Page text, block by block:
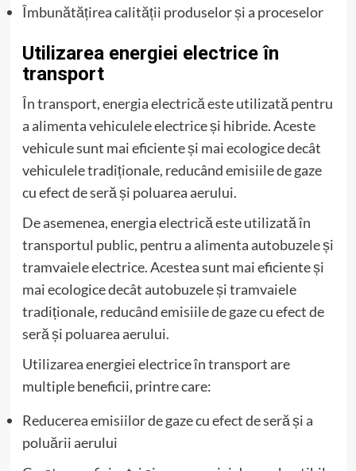
Îmbunătățirea calității produselor și a proceselor
Utilizarea energiei electrice în
transport
În transport, energia electrică este utilizată pentru
a alimenta vehiculele electrice și hibride. Aceste
vehicule sunt mai eficiente și mai ecologice decât
vehiculele tradiționale, reducând emisiile de gaze
cu efect de seră și poluarea aerului.
De asemenea, energia electrică este utilizată în
transportul public, pentru a alimenta autobuzele și
tramvaiele electrice. Acestea sunt mai eficiente și
mai ecologice decât autobuzele și tramvaiele
tradiționale, reducând emisiile de gaze cu efect de
seră și poluarea aerului.
Utilizarea energiei electrice în transport are
multiple beneficii, printre care:
Reducerea emisiilor de gaze cu efect de seră și a
poluării aerului